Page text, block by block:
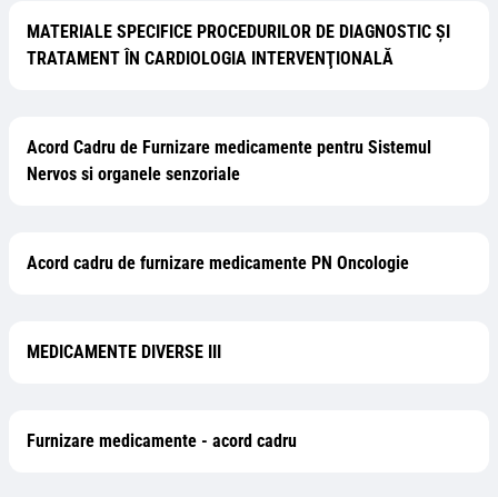
MATERIALE SPECIFICE PROCEDURILOR DE DIAGNOSTIC ŞI
TRATAMENT ÎN CARDIOLOGIA INTERVENŢIONALĂ
Acord Cadru de Furnizare medicamente pentru Sistemul
Nervos si organele senzoriale
Acord cadru de furnizare medicamente PN Oncologie
MEDICAMENTE DIVERSE III
Furnizare medicamente - acord cadru